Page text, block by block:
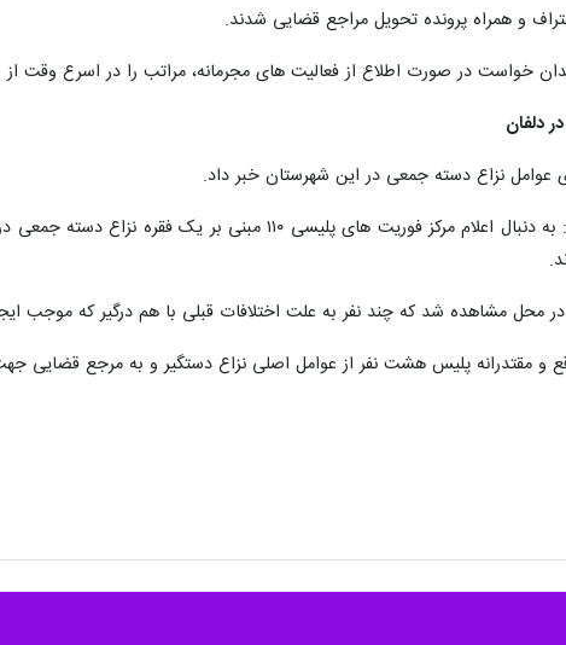
در صورت اطلاع از فعالیت های مجرمانه، مراتب را در اسرع وقت از طریق تلفن ۱۱۰ به
دلفان
عوامل نزاع دسته جمعی در این شهرستان خبر داد.
بیان کرد: به دنبال اعلام مرکز فوریت های پلیسی
محل مشاهده شد که چند نفر به علت اختلافات قبلی با هم درگیر که موجب
و مقتدرانه پلیس هشت نفر از عوامل اصلی نزاع دستگیر و به مرجع قضایی